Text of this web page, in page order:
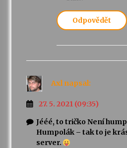
Odpovědět
Axl napsal:
27. 5. 2021 (09:35)
Jééé, to tričko Není
Humpolák – tak to je
server.